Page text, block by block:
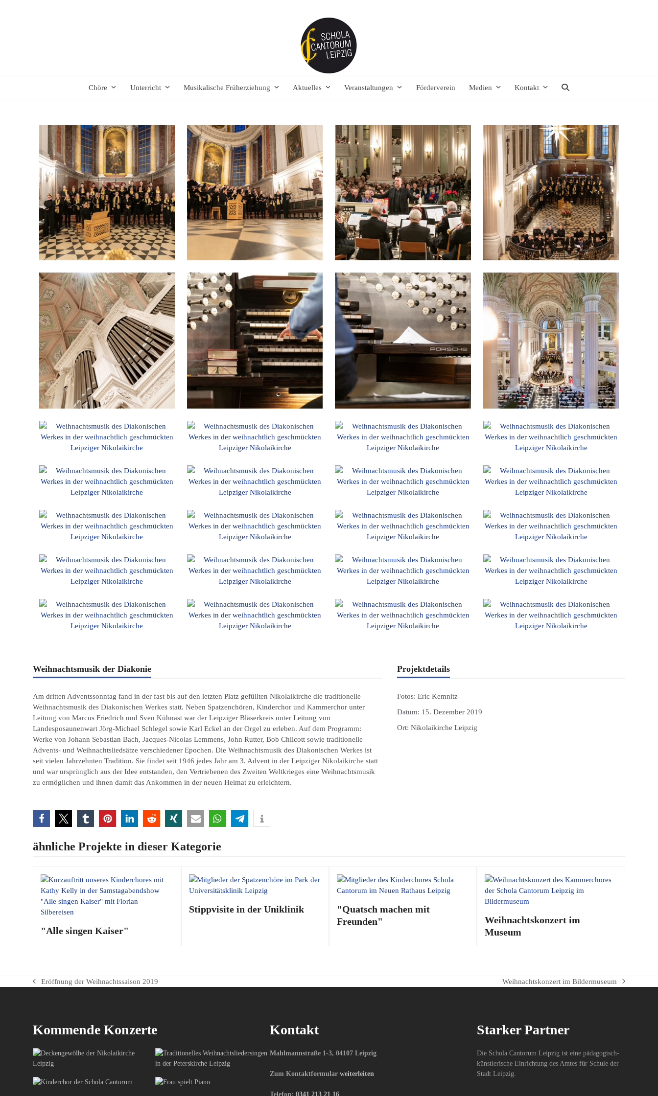
Chöre Unterricht Musikalische Früherziehung Aktuelles Veranstaltungen Förderverein Medien Kontakt
Weihnachtsmusik der Diakonie
Am dritten Adventssonntag fand in der fast bis auf den letzten Platz gefüllten Nikolaikirche die traditionelle
Weihnachtsmusik des Diakonischen Werkes statt. Neben Spatzenchören, Kinderchor und Kammerchor unter
Leitung von Marcus Friedrich und Sven Kühnast war der Leipziger Bläserkreis unter Leitung von
Landesposaunenwart Jörg-Michael Schlegel sowie Karl Eckel an der Orgel zu erleben. Auf dem Programm:
Werke von Johann Sebastian Bach, Jacques-Nicolas Lemmens, John Rutter, Bob Chilcott sowie traditionelle
Advents- und Weihnachtsliedsätze verschiedener Epochen. Die Weihnachtsmusik des Diakonischen Werkes ist
seit vielen Jahrzehnten Tradition. Sie findet seit 1946 jedes Jahr am 3. Advent in der Leipziger Nikolaikirche statt
und war ursprünglich aus der Idee entstanden, den Vertriebenen des Zweiten Weltkrieges eine Weihnachtsmusik
zu ermöglichen und ihnen damit das Ankommen in der neuen Heimat zu erleichtern.
Projektdetails
Fotos: Eric Kemnitz
Datum: 15. Dezember 2019
Ort: Nikolaikirche Leipzig
ähnliche Projekte in dieser Kategorie
"Alle singen Kaiser"
Stippvisite in der Uniklinik
"Quatsch machen mit
Freunden"
Weihnachtskonzert im
Museum
vorheriger
Eröffnung der Weihnachtssaison 2019
Nächster
Weihnachtskonzert im Bildermuseum
Kommende Konzerte Kontakt
Mahlmannstraße 1-3, 04107 Leipzig
Zum Kontaktformularweiterleiten
Telefon: 0341 213 21 16
Starker Partner
Die Schola Cantorum Leipzig ist eine pädagogisch-
künstlerische Einrichtung des Amtes für Schule der
Stadt Leipzig.